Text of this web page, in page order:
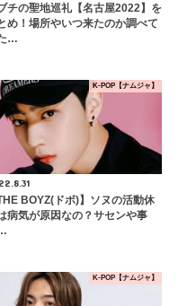
チの聖地巡礼【名古屋2022】を
め！場所やいつ来たのか調べて
…
K-POP【ナムジャ】
THE BOYZ(ドボ)】ソヌの活動休
病気が原因なの？サセンや事
K-POP【ナムジャ】